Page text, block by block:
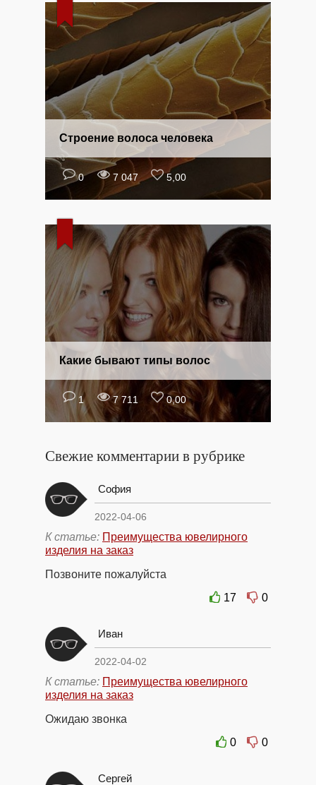
0 7 047 5,00
Строение волоса человека
1 7 711 0,00
Какие бывают типы волос
Свежие комментарии в рубрике
София
2022-04-06
К статье: Преимущества ювелирного
изделия на заказ
Позвоните пожалуйста
17
0
Иван
2022-04-02
К статье: Преимущества ювелирного
изделия на заказ
Ожидаю звонка
0
0
Сергей